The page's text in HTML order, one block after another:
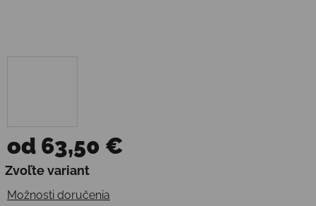
od 63,50 €
Jednotková cena:
Zvoľte variant
Možnosti doručenia